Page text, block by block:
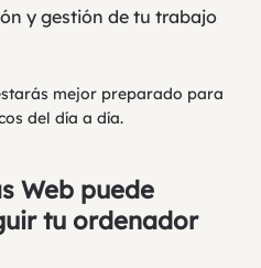
y gestión de tu trabajo
mejor preparado para
del día a día.
Web puede
tu ordenador